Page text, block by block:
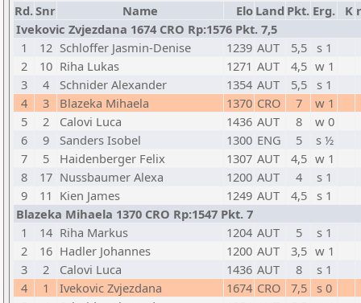
Rd.Snr Name Elo Land Pkt. Erg. K
Ivekovic Zvjezdana 1674 CRO Rp:1576 Pkt. 7,5
1
12 Schloffer Jasmin-Denise 1239 AUT 5,5
s 1
2
10 Riha Lukas 1271 AUT 4,5 w 1
3
4 Schnider Alexander 1354 AUT 5,5
s 1
4
3 Blazeka Mihaela 1370 CRO 7
w 1
5
2 Calovi Luca 1436 AUT 8
w 0
6
9 Sanders Isobel 1300 ENG 5
s ½
7
5 Haidenberger Felix 1307 AUT 4,5 w 1
8
17 Nussbaumer Alexa 1200 AUT 4
s 1
9
11 Kien James 1249 AUT 4,5
s 1
Blazeka Mihaela 1370 CRO Rp:1547 Pkt. 7
1
14 Riha Markus 1204 AUT 5
s 1
2
16 Hadler Johannes 1200 AUT 3,5 w 1
3
2 Calovi Luca 1436 AUT 8
s 1
4
1 Ivekovic Zvjezdana 1674 CRO 7,5
s 0